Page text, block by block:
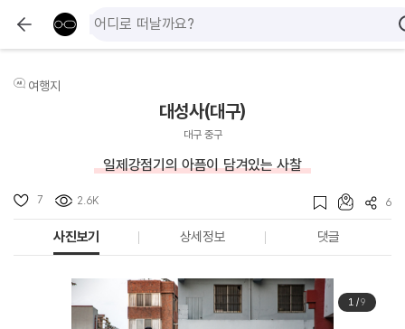
여행지
대성사(대구)
대구 중구
일제강점기의 아픔이 담겨있는 사찰
7 2.6K 6
사진보기 상세정보 댓글
1/9